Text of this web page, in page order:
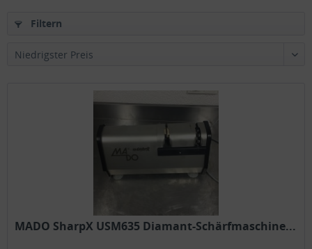
Filtern
MADO SharpX USM635 Diamant-Schärfmaschine...